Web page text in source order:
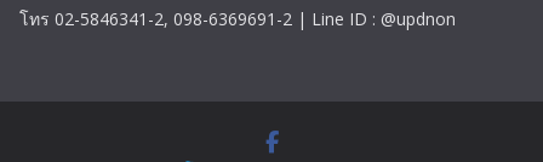
โทร 02-5846341-2, 098-6369691-2 | Line ID : @updnon